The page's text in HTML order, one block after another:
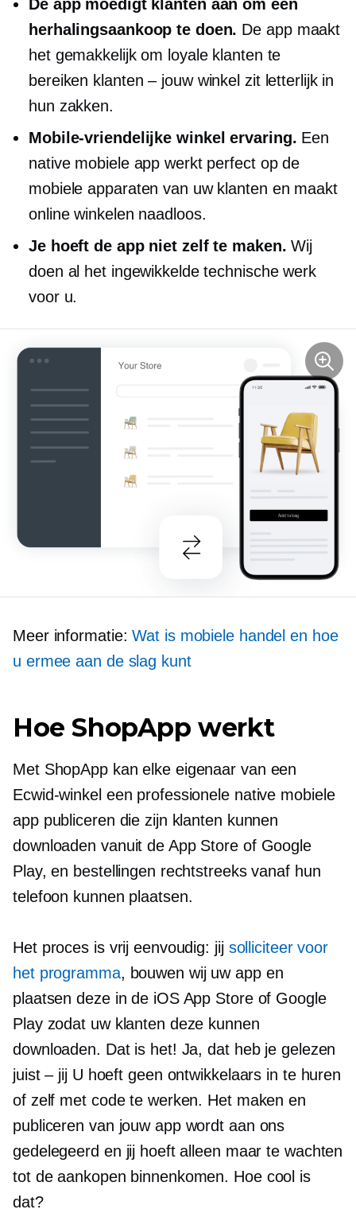
De app moedigt klanten aan om een ​​
herhalingsaankoop te doen. De app maakt
het gemakkelijk om loyale klanten te
bereiken klanten – jouwwinkel zit letterlijk in
hun zakken.
Mobile-vriendelijke winkel ervaring. Een
native mobiele app werkt perfect op de
mobiele apparaten van uw klanten en maakt
online winkelen naadloos.
Je hoeft de app niet zelf te maken. Wij
doen al het ingewikkelde technische werk
voor u.
Meer informatie:Wat is mobiele handel en hoe
u ermee aan de slag kunt
Hoe ShopApp werkt
Met ShopApp kan elke eigenaar van een
Ecwid-winkel een professionele native mobiele
app publiceren die zijn klanten kunnen
downloaden vanuit de App Store of Google
Play, en bestellingen rechtstreeks vanaf hun
telefoon kunnen plaatsen.
Het proces is vrij eenvoudig: jij solliciteer voor
het programma, bouwen wij uw app en
plaatsen deze in de iOS App Store of Google
Play zodat uw klanten deze kunnen
downloaden. Dat is het! Ja, dat heb je gelezen
juist – jijU hoeft geen ontwikkelaars in te huren
of zelf met code te werken. Het maken en
publiceren van jouw app wordt aan ons
gedelegeerd en jij hoeft alleen maar te wachten
tot de aankopen binnenkomen. Hoe cool is
dat?